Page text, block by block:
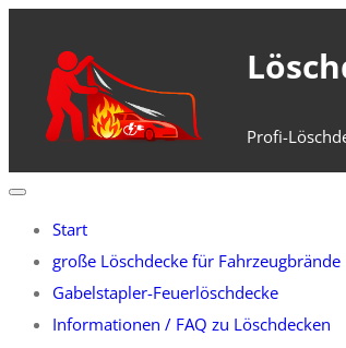
springen
Profi-
Start
große Löschdecke für Fahrzeugbrände
Gabelstapler-Feuerlöschdecke
Informationen / FAQ zu Löschdecken